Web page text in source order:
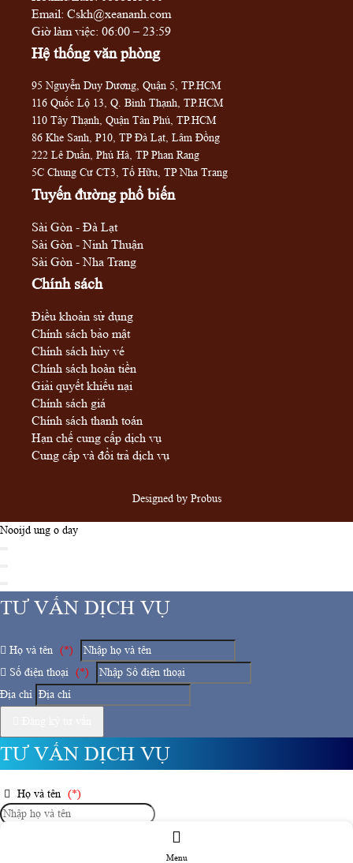
Email: Cskh@xeananh.com
Giờ làm việc: 06:00 – 23:59
Hệ thống văn phòng
95 Nguyễn Duy Dương, Quận 5, TP.HCM
116 Quốc Lộ 13, Q. Bình Thạnh, TP.HCM
110 Tây Thạnh, Quận Tân Phú, TP.HCM
86 Khe Sanh, P10, TP Đà Lạt, Lâm Đồng
222 Lê Duẩn, Phủ Hà, TP Phan Rang
5C Chung Cư CT3, Tố Hữu, TP Nha Trang
Tuyến đường phổ biến
Sài Gòn - Đà Lạt
Sài Gòn - Ninh Thuận
Sài Gòn - Nha Trang
Chính sách
Điều khoản sử dụng
Chính sách bảo mật
Chính sách hủy vé
Chính sách hoàn tiền
Giải quyết khiếu nại
Chính sách giá
Chính sách thanh toán
Hạn chế cung cấp dịch vụ
Cung cấp và đổi trả dịch vụ
Designed by Probus
Menu
Nooijd ung o day
TƯ VẤN DỊCH VỤ
Họ và tên
(*)
Số điện thoại
(*)
Địa chỉ
TƯ VẤN DỊCH VỤ
Họ và tên (*)